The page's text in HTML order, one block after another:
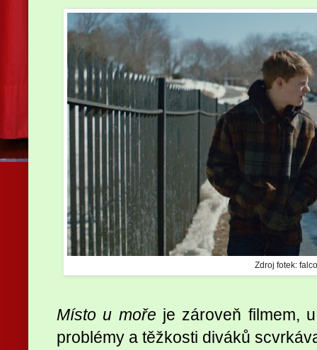
Zdroj fotek:
Místo u moře je zároveň filmem,
problémy a těžkosti diváků